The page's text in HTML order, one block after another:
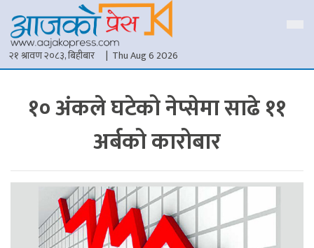
२१ श्रावण २०८३, बिहीबार | Thu Aug 6 2026
१० अंकले घटेको नेप्सेमा साढे ११
अर्बको कारोबार